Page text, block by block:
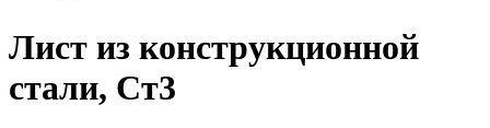
Лист из конструкционной
стали, Ст3